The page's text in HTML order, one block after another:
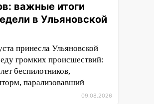
важные итоги
в Ульяновской
принесла Ульяновской
громких происшествий:
беспилотников,
парализовавший
09.08.2026